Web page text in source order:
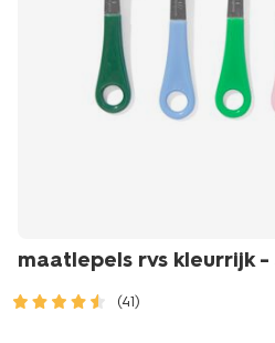
maatlepels rvs kleurrijk -
(41)